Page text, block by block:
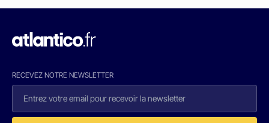
RECEVEZ NOTRE NEWSLETTER